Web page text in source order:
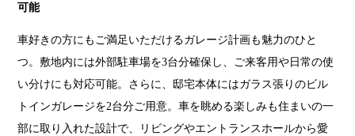
可能
車好きの方にもご満足いただけるガレージ計画も魅力のひと
つ。敷地内には外部駐車場を3台分確保し、ご来客用や日常の使
い分けにも対応可能。さらに、邸宅本体にはガラス張りのビル
トインガレージを2台分ご用意。車を眺める楽しみも住まいの一
部に取り入れた設計で、リビングやエントランスホールから愛